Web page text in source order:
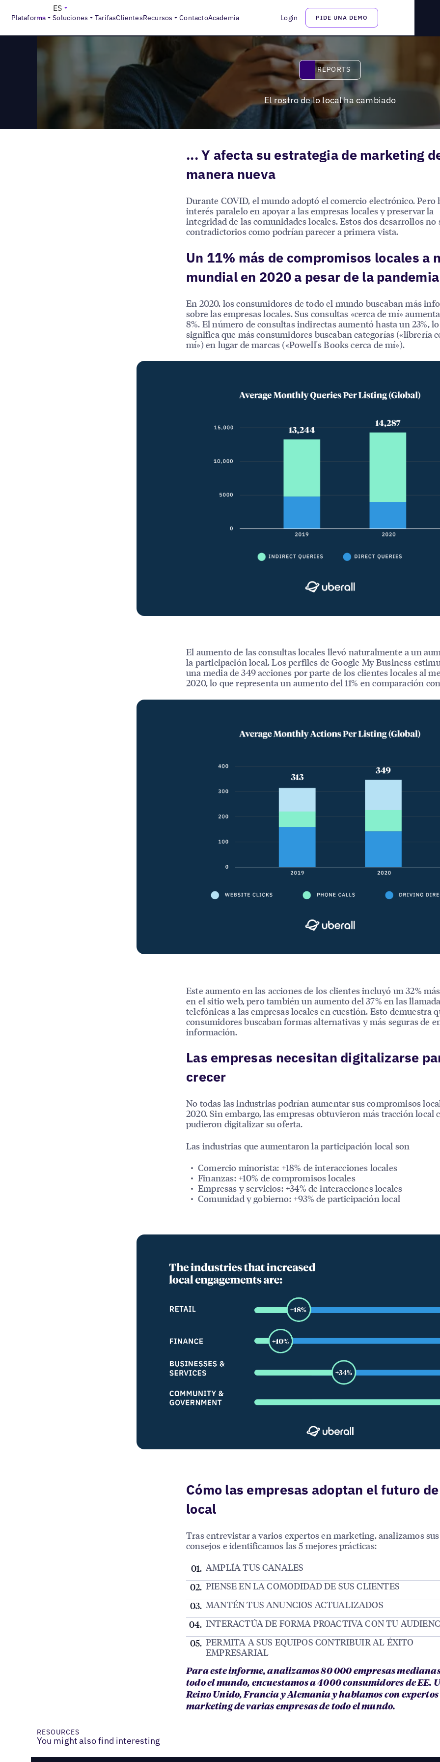
Plataforma Soluciones TarifasClientesRecursos ContactoAcademia Login PIDE UNA DEMO
ES
Reports>El rostro de lo local ha cambiado
Reports
REPORTS
El rostro de lo local ha cambiado
... Y afecta su estrategia de marketing
manera nueva
Durante COVID, el mundo adoptó el comercio electrónico. Pero
interés paralelo en apoyar a las empresas locales y preservar la
integridad de las comunidades locales. Estos dos desarrollos no
contradictorios como podrían parecer a primera vista.
Un 11% más de compromisos locales a
mundial en 2020 a pesar de la pandemia
En 2020, los consumidores de todo el mundo buscaban más
sobre las empresas locales. Sus consultas «cerca de mí»
8%. El número de consultas indirectas aumentó hasta un 23%,
significa que más consumidores buscaban categorías («librería
mí») en lugar de marcas («Powell's Books cerca de mí»).
El aumento de las consultas locales llevó naturalmente a un
la participación local. Los perfiles de Google My Business
una media de 349 acciones por parte de los clientes locales al
2020, lo que representa un aumento del 11% en comparación
Este aumento en las acciones de los clientes incluyó un 32%
en el sitio web, pero también un aumento del 37% en las
telefónicas a las empresas locales en cuestión. Esto demuestra
consumidores buscaban formas alternativas y más seguras de
información.
Las empresas necesitan digitalizarse
crecer
No todas las industrias podrían aumentar sus compromisos
2020. Sin embargo, las empresas obtuvieron más tracción local
pudieron digitalizar su oferta.
Las industrias que aumentaron la participación local son
Comercio minorista: +18% de interacciones locales
Finanzas: +10% de compromisos locales
Empresas y servicios: +34% de interacciones locales
Comunidad y gobierno: +93% de participación local
Cómo las empresas adoptan el futuro
local
Tras entrevistar a varios expertos en marketing, analizamos
consejos e identificamos las 5 mejores prácticas:
AMPLÍA TUS CANALES
PIENSE EN LA COMODIDAD DE SUS CLIENTES
MANTÉN TUS ANUNCIOS ACTUALIZADOS
INTERACTÚA DE FORMA PROACTIVA CON TU
PERMITA A SUS EQUIPOS CONTRIBUIR AL ÉXITO
EMPRESARIAL
Para este informe, analizamos 80 000 empresas
todo el mundo, encuestamos a 4000 consumidores de EE.
Reino Unido, Francia y Alemania y hablamos con expertos
marketing de varias empresas de todo el mundo.
RESOURCES
You might also find interesting